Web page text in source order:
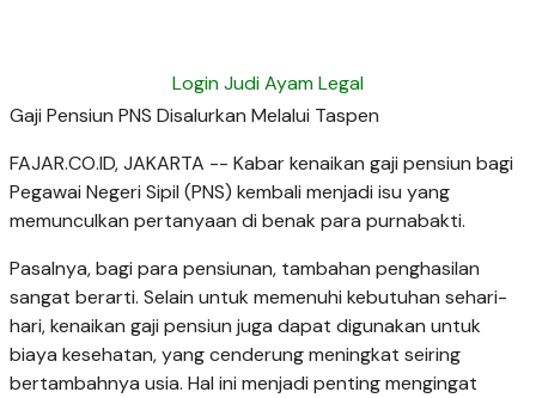
Login Judi Ayam Legal
Gaji Pensiun PNS Disalurkan Melalui Taspen
FAJAR.CO.ID, JAKARTA -- Kabar kenaikan gaji pensiun bagi
Pegawai Negeri Sipil (PNS) kembali menjadi isu yang
memunculkan pertanyaan di benak para purnabakti.
Pasalnya, bagi para pensiunan, tambahan penghasilan
sangat berarti. Selain untuk memenuhi kebutuhan sehari-
hari, kenaikan gaji pensiun juga dapat digunakan untuk
biaya kesehatan, yang cenderung meningkat seiring
bertambahnya usia. Hal ini menjadi penting mengingat